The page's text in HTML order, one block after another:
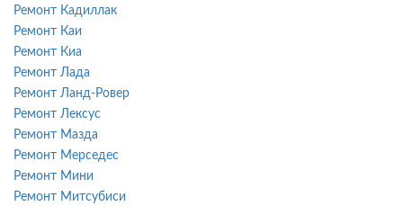
Ремонт Кадиллак
Ремонт Каи
Ремонт Киа
Ремонт Лада
Ремонт Ланд-Ровер
Ремонт Лексус
Ремонт Мазда
Ремонт Мерседес
Ремонт Мини
Ремонт Митсубиси